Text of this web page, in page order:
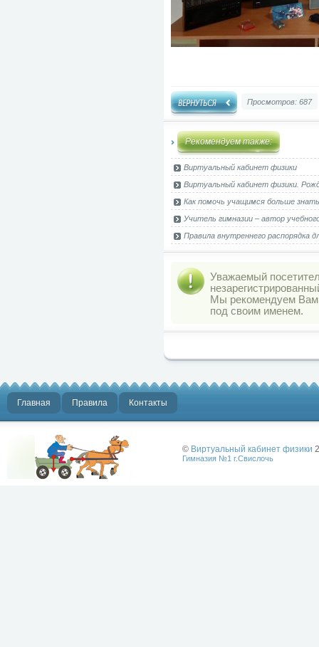
Просмотров: 687
Рекомендуем также:
Виртуальный кабинет физики
Виртуальный кабинет физики.
Как помочь учащимся больше
Учитель гимназии – автор
Правила внутреннего распорядка
Уважаемый
Мы рекомендуем
под своим именем.
Главная Правила Контакты
© Виртуальный кабинет физики
Гимназия №1 г.Свислочь